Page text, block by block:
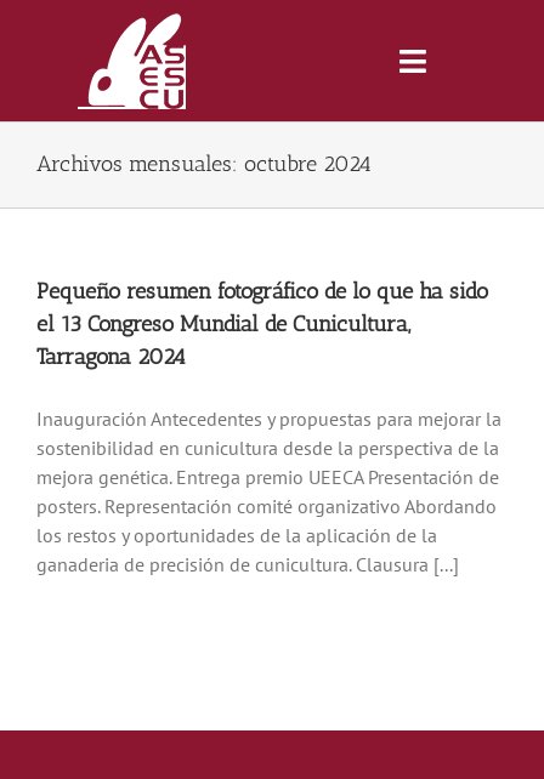
Toggle
Inicio
Tienda
Lonjas
Symposiums
Noticias
Contactar
Archivos mensuales: octubre 2024
Pequeño resumen fotográfico de lo que ha sido
el 13 Congreso Mundial de Cunicultura,
Tarragona 2024
Inauguración Antecedentes y propuestas para mejorar la
sostenibilidad en cunicultura desde la perspectiva de la
mejora genética. Entrega premio UEECA Presentación de
posters. Representación comité organizativo Abordando
los restos y oportunidades de la aplicación de la
ganaderia de precisión de cunicultura. Clausura [...]